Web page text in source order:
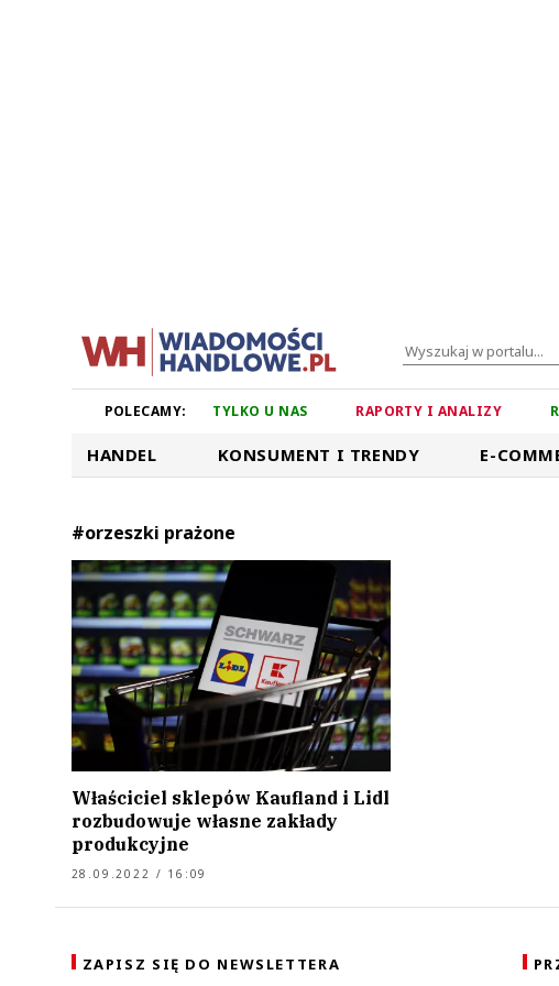
POLECAMY: TYLKO U NAS RAPORTY I ANALIZY
HANDEL KONSUMENT I TRENDY E-
#orzeszki prażone
Właściciel sklepów Kaufland i Lidl
rozbudowuje własne zakłady
produkcyjne
28.09.2022 / 16:09
ZAPISZ SIĘ DO NEWSLETTERA